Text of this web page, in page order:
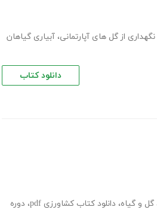
از گل های آپارتمانی، آبیاری گیاهان
دانلود کتاب
گل و گیاه، دانلود کتاب کشاورزی pdf ، دوره